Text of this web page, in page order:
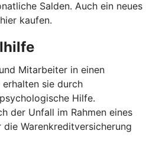
Salden. Auch ein neues
kaufen.
Mitarbeiter in einen
sie durch
Hilfe.
der Unfall im Rahmen eines
Warenkreditversicherung